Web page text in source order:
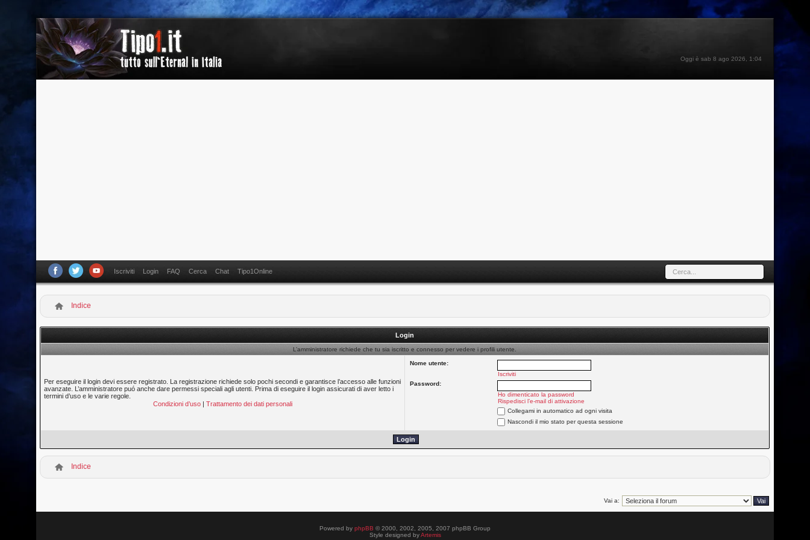
Oggi è sab 8 ago 2026, 1:04
Iscriviti Login FAQ Cerca Chat Tipo1Online
Indice
Login
L’amministratore richiede che tu sia iscritto e connesso per vedere i profili utente.
Per eseguire il login devi essere registrato. La registrazione richiede solo pochi secondi e garantisce l’accesso alle funzioni
avanzate. L’amministratore puó anche dare permessi speciali agli utenti. Prima di eseguire il login assicurati di aver letto i
termini d’uso e le varie regole.
Condizioni d’uso |Trattamento dei dati personali
Nome utente:
Iscriviti
Password:
Ho dimenticato la password
Rispedisci l’e-mail di attivazione
Collegami in automatico ad ogni visita
Nascondi il mio stato per questa sessione
Indice
Vai a:
Powered by phpBB © 2000, 2002, 2005, 2007 phpBB Group
Style designed byArtemis